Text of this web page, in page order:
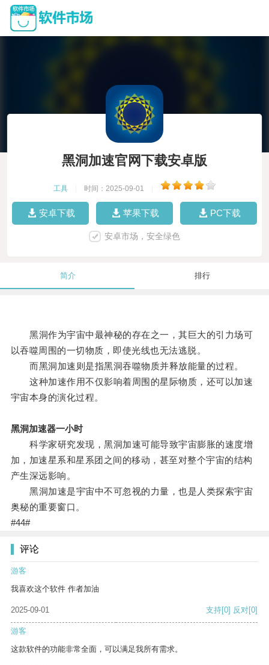
黑洞加速官网下载安卓版
工具 时间：2025-09-01
安卓下载 苹果下载 PC下载
安卓市场，安全绿色
简介 排行
黑洞作为宇宙中最神秘的存在之一，其巨大的引力场可
以吞噬周围的一切物质，即使光线也无法逃脱。
而黑洞加速则是指黑洞吞噬物质并释放能量的过程。
这种加速作用不仅影响着周围的星际物质，还可以加速
宇宙本身的演化过程。
黑洞加速器一小时
科学家研究发现，黑洞加速可能导致宇宙膨胀的速度增
加，加速星系和星系团之间的移动，甚至对整个宇宙的结构
产生深远影响。
黑洞加速是宇宙中不可忽视的力量，也是人类探索宇宙
奥秘的重要窗口。
#44#
评论
游客
我喜欢这个软件 作者加油
2025-09-01 支持[0] 反对[0]
游客
这款软件的功能非常全面，可以满足我所有需求。